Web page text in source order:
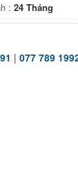
:24 Tháng
| 077 789